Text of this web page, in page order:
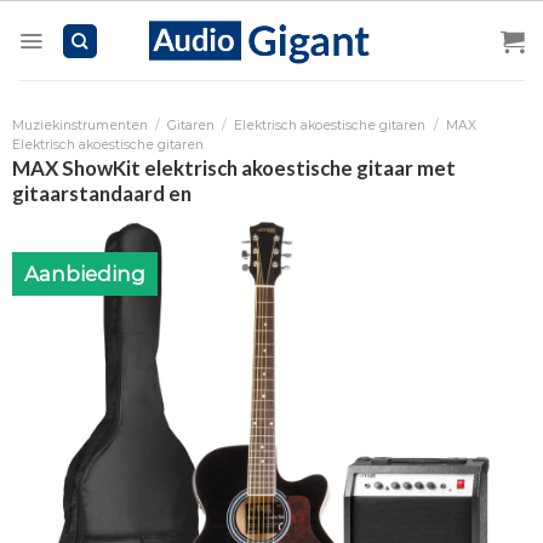
Muziekinstrumenten / Gitaren / Elektrisch akoestische gitaren / MAX
Elektrisch akoestische gitaren
MAX ShowKit elektrisch akoestische gitaar met
gitaarstandaard en
Aanbieding